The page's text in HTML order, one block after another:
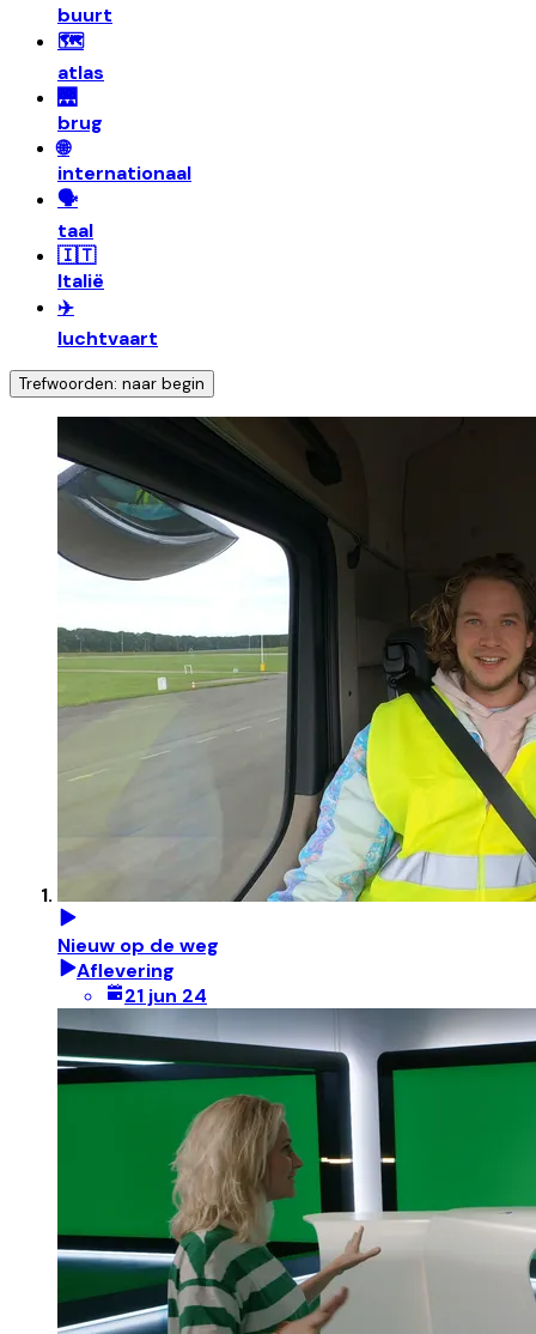
buurt
🗺️
atlas
🌉
brug
🌐
internationaal
🗣️
taal
🇮🇹
Italië
✈️
luchtvaart
Trefwoorden: naar begin
Nieuw op de weg
Aflevering
21 jun 24